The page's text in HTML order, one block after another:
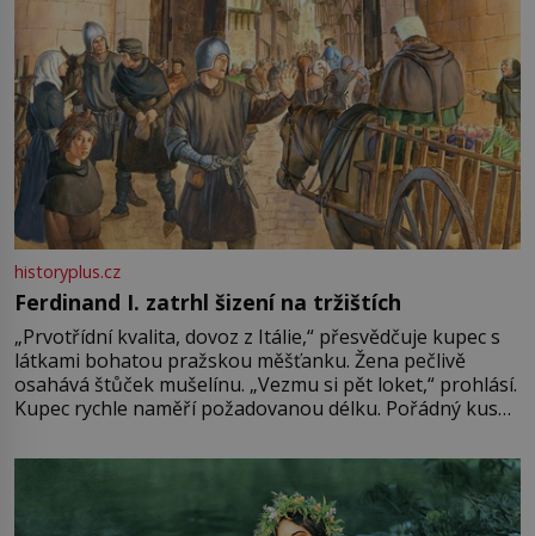
historyplus.cz
Ferdinand I. zatrhl šizení na tržištích
„Prvotřídní kvalita, dovoz z Itálie,“ přesvědčuje kupec s
látkami bohatou pražskou měšťanku. Žena pečlivě
osahává štůček mušelínu. „Vezmu si pět loket,“ prohlásí.
Kupec rychle naměří požadovanou délku. Pořádný kus
milostpaní. Stačí jenom na sukni,“ zhodnotí švadlena
množství růžového mušelínu. „Ošidili vás, podívejte.“
Vezme do ruky dřevěnou